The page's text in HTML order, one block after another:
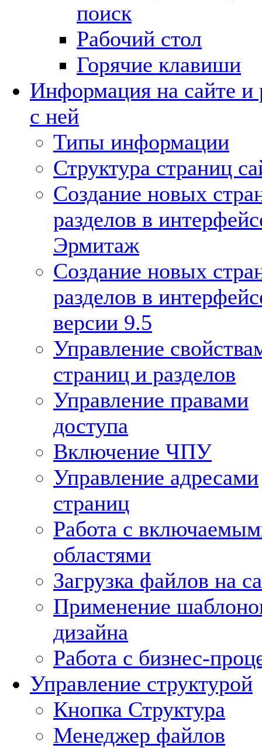
поиск
Рабочий стол
Горячие клавиши
Информация на сайте и
с ней
Типы информации
Структура страниц
Создание новых
разделов в
Эрмитаж
Создание новых
разделов в
версии 9.5
Управление
страниц и разделов
Управление правами
доступа
Включение ЧПУ
Управление адресами
страниц
Работа с
областями
Загрузка файлов на
Применение
дизайна
Работа с бизнес-
Управление структурой
Кнопка Структура
Менеджер файлов